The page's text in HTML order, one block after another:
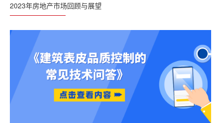
2023年房地产市场回顾与展望